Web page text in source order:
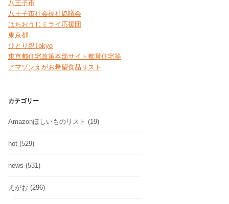
八王子市
八王子市社会福祉協議会
はちおうじミライ応援団
東京都
ひとり親Tokyo
東京都住宅政策本部サイト都営住宅等
アマゾンえがお希望食品リスト
カテゴリー
Amazonほしいものリスト (19)
hot (529)
news (531)
えがお (296)